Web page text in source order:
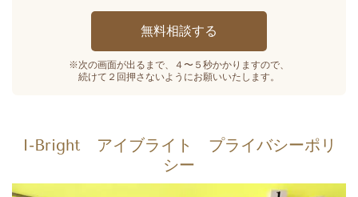
※次の画面が出るまで、４〜５秒かかりますので、
続けて２回押さないようにお願いいたします。
I-Bright アイブライト プライバシーポリ
シー